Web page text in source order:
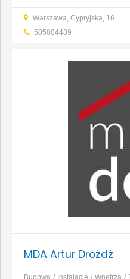
instalacji
Projektowanie
liniowych
Projektowanie
Warszawa, Cypryjska, 16
505004489
MDA Artur Drożdż
Budowa Instalacje Wnętrza